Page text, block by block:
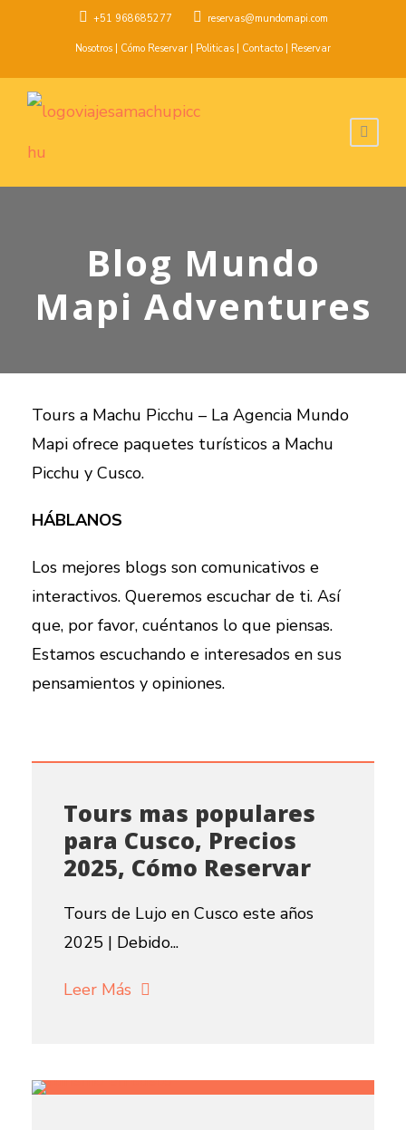
+51 968685277 reservas@mundomapi.com
Nosotros Cómo Reservar Politicas Contacto Reservar
Blog Mundo
Mapi Adventures
Tours a Machu Picchu – La Agencia Mundo
Mapi ofrece paquetes turísticos a Machu
Picchu y Cusco.
HÁBLANOS
Los mejores blogs son comunicativos e
interactivos. Queremos escuchar de ti. Así
que, por favor, cuéntanos lo que piensas.
Estamos escuchando e interesados ​​en sus
pensamientos y opiniones.
Tours mas populares
para Cusco, Precios
2025, Cómo Reservar
Tours de Lujo en Cusco este años
2025 | Debido...
Leer Más